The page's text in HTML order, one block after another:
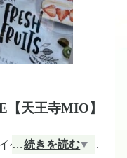
天王寺MIO】
ベント出店中です
…続きを読む